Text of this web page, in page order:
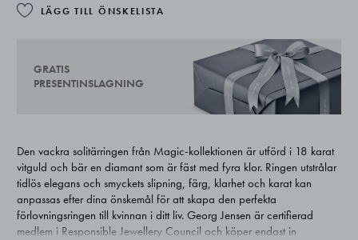
LÄGG TILL ÖNSKELISTA
GRATIS
PRESENTINSLAGNING
Den vackra solitärringen från Magic-kollektionen är utförd i 18 karat
vitguld och bär en diamant som är fäst med fyra klor. Ringen utstrålar
tidlös elegans och smyckets slipning, färg, klarhet och karat kan
anpassas efter dina önskemål för att skapa den perfekta
förlovningsringen till kvinnan i ditt liv. Georg Jensen är certifierad
medlem i Responsible Jewellery Council och köper endast in